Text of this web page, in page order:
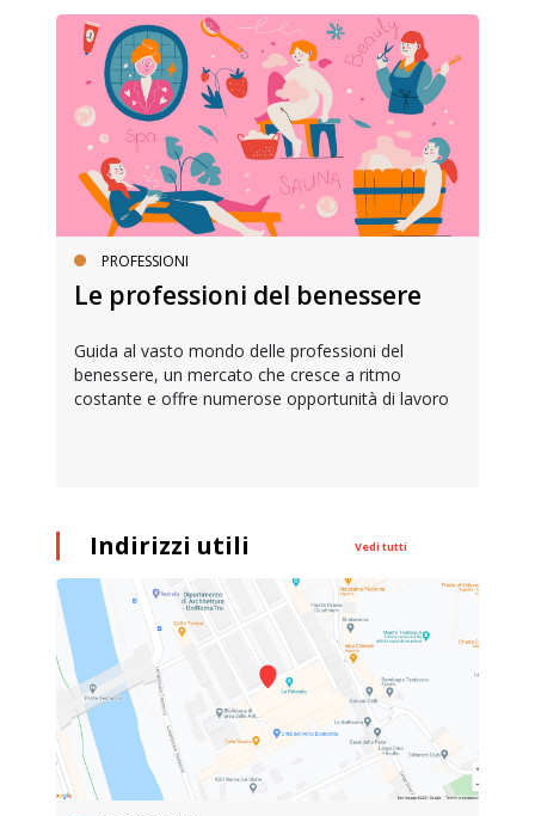
PROFESSIONI
Le professioni del benessere
Guida al vasto mondo delle professioni del
benessere, un mercato che cresce a ritmo
costante e offre numerose opportunità di lavoro
Indirizzi utili Vedi tutti